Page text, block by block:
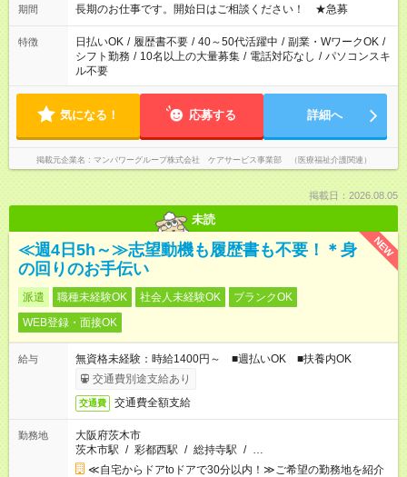
合わせ週40時間超の就業はご案内できません ※法令に基づき、
派遣法（日雇い派遣の原則禁止）により、短時間・短期間の就
業はご案内が難しい場合があります
期間 長期のお仕事です。開始日はご相談ください！ ★急募
特徴 日払いOK / 履歴書不要 / 40～50代活躍中 / 副業・WワークOK /
シフト勤務 / 10名以上の大量募集 / 電話対応なし / パソコンスキ
ル不要
気になる！ 応募する 詳細へ
掲載元企業名 マンパワーグループ株式会社 ケアサービス事業部 （医療福祉介護関連）
掲載日：2026.08.05
未読
NEW
≪週4日5h～≫志望動機も履歴書も不要！＊身
の回りのお手伝い
派遣 職種未経験OK 社会人未経験OK
ブランクOK
WEB登録・面接OK
給与
無資格未経験：時給1400円～ ■週払いOK ■扶養内OK
交通費別途支給あり
交通費 交通費全額支給
勤務地
大阪府茨木市
茨木市駅 / 彩都西駅 / 総持寺駅 / …
≪自宅からドアtoドアで30分以内！≫ご希望の勤務地を紹介